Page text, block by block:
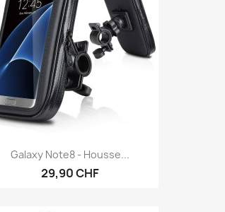
Aperçu rapide
Galaxy Note8 - Housse...
29,90 CHF